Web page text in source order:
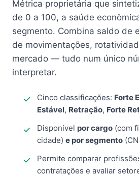
Métrica proprietária que
de 0 a 100, a saúde
segmento. Combina saldo de
de movimentações,
mercado — tudo num único
interpretar.
Cinco classificações: Forte
Estável, Retração, Forte
Disponível por cargo (com
cidade) e por segmento
Permite comparar
contratações e avaliar